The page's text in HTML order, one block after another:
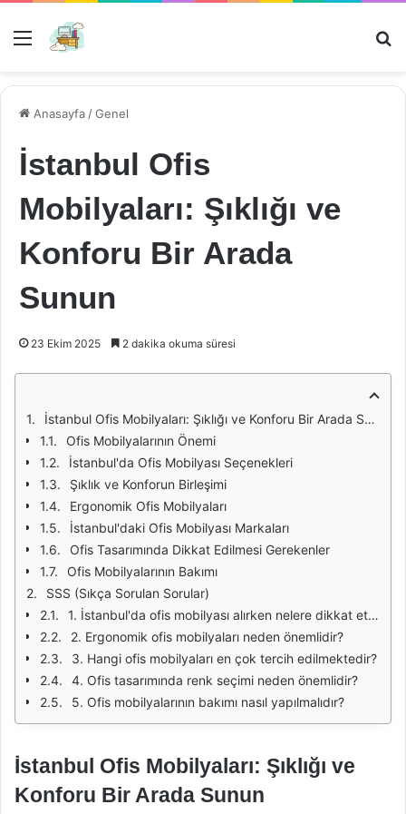
Menü
Anasayfa /Genel
İstanbul Ofis
Mobilyaları: Şıklığı ve
Konforu Bir Arada
Sunun
23 Ekim 2025 2 dakika okuma süresi
İstanbul Ofis Mobilyaları: Şıklığı ve Konforu Bir Arada Sunun
Ofis Mobilyalarının Önemi
İstanbul'da Ofis Mobilyası Seçenekleri
Şıklık ve Konforun Birleşimi
Ergonomik Ofis Mobilyaları
İstanbul'daki Ofis Mobilyası Markaları
Ofis Tasarımında Dikkat Edilmesi Gerekenler
Ofis Mobilyalarının Bakımı
SSS (Sıkça Sorulan Sorular)
1. İstanbul'da ofis mobilyası alırken nelere dikkat etmeliyim?
2. Ergonomik ofis mobilyaları neden önemlidir?
3. Hangi ofis mobilyaları en çok tercih edilmektedir?
4. Ofis tasarımında renk seçimi neden önemlidir?
5. Ofis mobilyalarının bakımı nasıl yapılmalıdır?
İstanbul Ofis Mobilyaları: Şıklığı ve
Konforu Bir Arada Sunun